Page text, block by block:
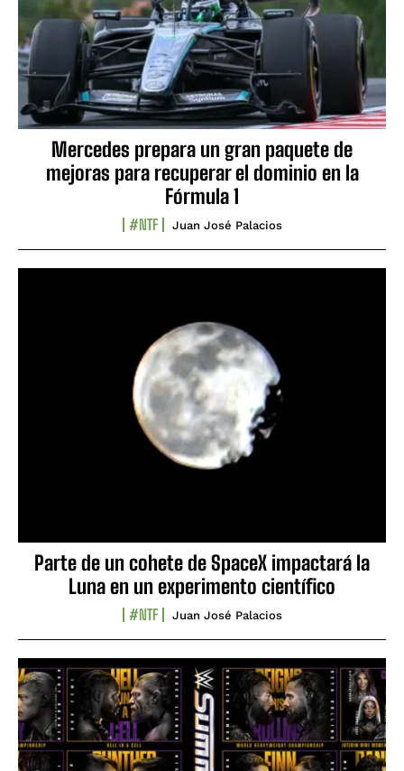
Mercedes prepara un gran paquete de
mejoras para recuperar el dominio en la
Fórmula 1
#NTF Juan José Palacios
Parte de un cohete de SpaceX impactará la
Luna en un experimento científico
#NTF Juan José Palacios